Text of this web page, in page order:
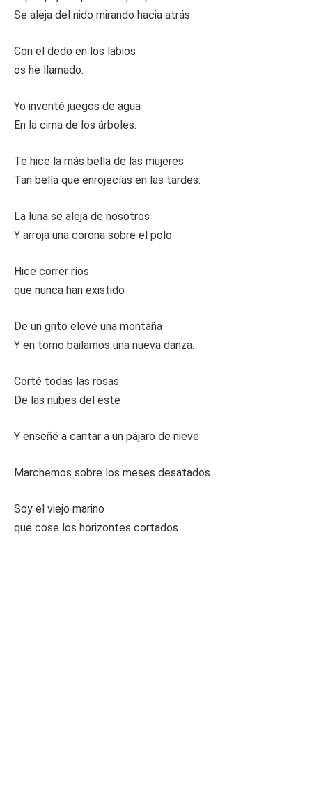
Se aleja del nido mirando hacia atrás
Con el dedo en los labios
os he llamado.
Yo inventé juegos de agua
En la cima de los árboles.
Te hice la más bella de las mujeres
Tan bella que enrojecías en las tardes.
La luna se aleja de nosotros
Y arroja una corona sobre el polo
Hice correr ríos
que nunca han existido
De un grito elevé una montaña
Y en torno bailamos una nueva danza.
Corté todas las rosas
De las nubes del este
Y enseñé a cantar a un pájaro de nieve
Marchemos sobre los meses desatados
Soy el viejo marino
que cose los horizontes cortados